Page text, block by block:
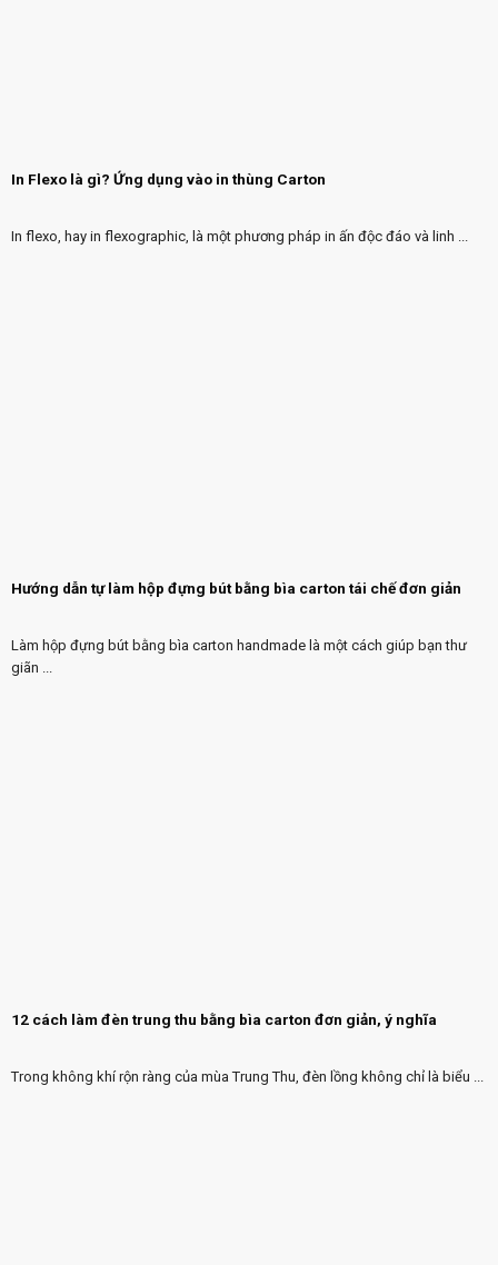
In Flexo là gì? Ứng dụng vào in thùng Carton
In flexo, hay in flexographic, là một phương pháp in ấn độc đáo và linh ...
Hướng dẫn tự làm hộp đựng bút bằng bìa carton tái chế đơn giản
Làm hộp đựng bút bằng bìa carton handmade là một cách giúp bạn thư
giãn ...
12 cách làm đèn trung thu bằng bìa carton đơn giản, ý nghĩa
Trong không khí rộn ràng của mùa Trung Thu, đèn lồng không chỉ là biểu ...